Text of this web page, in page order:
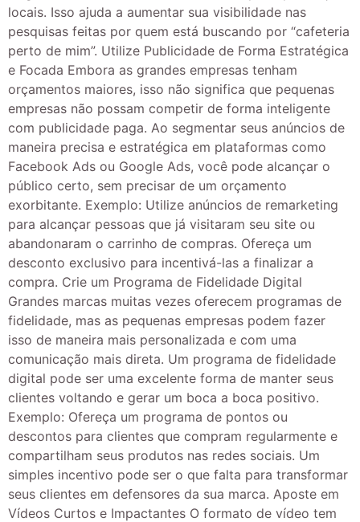
locais. Isso ajuda a aumentar sua visibilidade nas
pesquisas feitas por quem está buscando por “cafeteria
perto de mim”. Utilize Publicidade de Forma Estratégica
e Focada Embora as grandes empresas tenham
orçamentos maiores, isso não significa que pequenas
empresas não possam competir de forma inteligente
com publicidade paga. Ao segmentar seus anúncios de
maneira precisa e estratégica em plataformas como
Facebook Ads ou Google Ads, você pode alcançar o
público certo, sem precisar de um orçamento
exorbitante. Exemplo: Utilize anúncios de remarketing
para alcançar pessoas que já visitaram seu site ou
abandonaram o carrinho de compras. Ofereça um
desconto exclusivo para incentivá-las a finalizar a
compra. Crie um Programa de Fidelidade Digital
Grandes marcas muitas vezes oferecem programas de
fidelidade, mas as pequenas empresas podem fazer
isso de maneira mais personalizada e com uma
comunicação mais direta. Um programa de fidelidade
digital pode ser uma excelente forma de manter seus
clientes voltando e gerar um boca a boca positivo.
Exemplo: Ofereça um programa de pontos ou
descontos para clientes que compram regularmente e
compartilham seus produtos nas redes sociais. Um
simples incentivo pode ser o que falta para transformar
seus clientes em defensores da sua marca. Aposte em
Vídeos Curtos e Impactantes O formato de vídeo tem